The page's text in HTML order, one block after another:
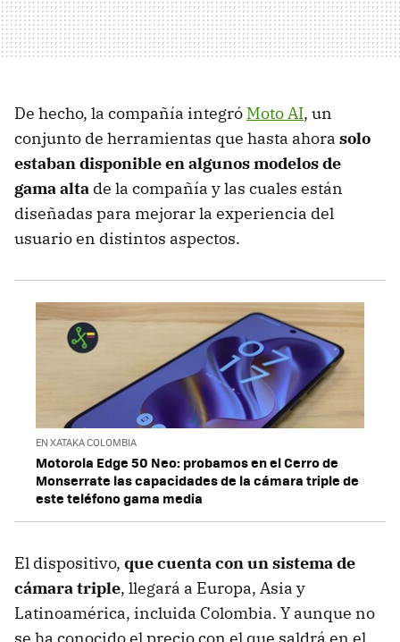
De hecho, la compañía integró Moto AI, un
conjunto de herramientas que hasta ahora solo
estaban disponible en algunos modelos de
gama alta de la compañía y las cuales están
diseñadas para mejorar la experiencia del
usuario en distintos aspectos.
EN XATAKA COLOMBIA
Motorola Edge 50 Neo: probamos en el Cerro de
Monserrate las capacidades de la cámara triple de
este teléfono gama media
El dispositivo, que cuenta con un sistema de
cámara triple, llegará a Europa, Asia y
Latinoamérica, incluida Colombia. Y aunque no